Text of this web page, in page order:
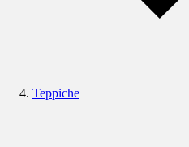
Teppiche